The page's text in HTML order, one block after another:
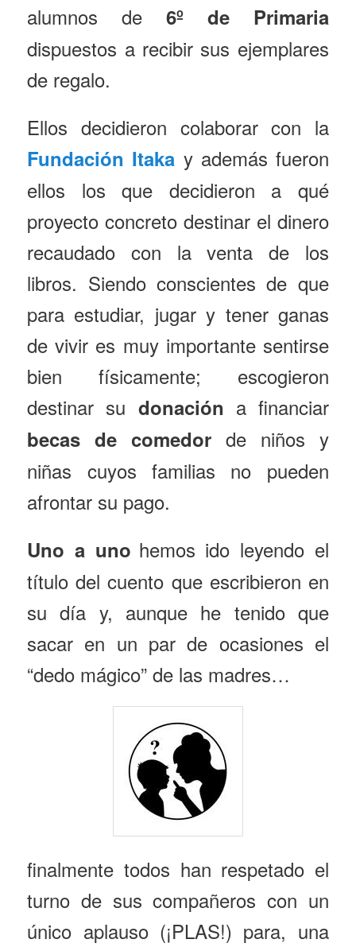
alumnos de 6º de Primaria
dispuestos a recibir sus ejemplares
de regalo.
Ellos decidieron colaborar con la
Fundación Itaka y además fueron
ellos los que decidieron a qué
proyecto concreto destinar el dinero
recaudado con la venta de los
libros. Siendo conscientes de que
para estudiar, jugar y tener ganas
de vivir es muy importante sentirse
bien físicamente; escogieron
destinar su donación a financiar
becas de comedor de niños y
niñas cuyos familias no pueden
afrontar su pago.
Uno a uno hemos ido leyendo el
título del cuento que escribieron en
su día y, aunque he tenido que
sacar en un par de ocasiones el
“dedo mágico” de las madres…
finalmente todos han respetado el
turno de sus compañeros con un
único aplauso (¡PLAS!) para, una